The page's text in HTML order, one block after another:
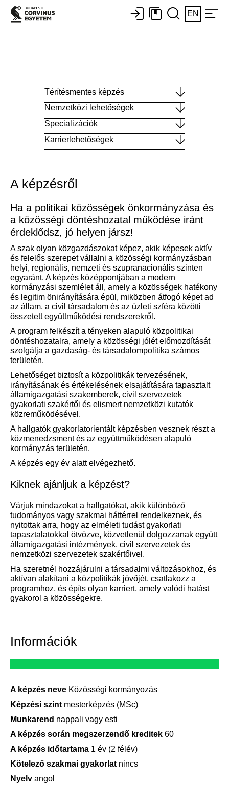
EN
Térítésmentes képzés
Nemzetközi lehetőségek
Specializációk
Karrierlehetőségek
A képzésről
Ha a politikai közösségek önkormányzása és
a közösségi döntéshozatal működése iránt
érdeklődsz, jó helyen jársz!
A szak olyan közgazdászokat képez, akik képesek aktív
és felelős szerepet vállalni a közösségi kormányzásban
helyi, regionális, nemzeti és szupranacionális szinten
egyaránt. A képzés középpontjában a modern
kormányzási szemlélet áll, amely a közösségek hatékony
és legitim önirányítására épül, miközben átfogó képet ad
az állam, a civil társadalom és az üzleti szféra közötti
összetett együttműködési rendszerekről.
A program felkészít a tényeken alapuló közpolitikai
döntéshozatalra, amely a közösségi jólét előmozdítását
szolgálja a gazdaság- és társadalompolitika számos
területén.
Lehetőséget biztosít a közpolitikák tervezésének,
irányításának és értékelésének elsajátítására tapasztalt
államigazgatási szakemberek, civil szervezetek
gyakorlati szakértői és elismert nemzetközi kutatók
közreműködésével.
A hallgatók gyakorlatorientált képzésben vesznek részt a
közmenedzsment és az együttműködésen alapuló
kormányzás területén.
A képzés egy év alatt elvégezhető.
Kiknek ajánljuk a képzést?
Várjuk mindazokat a hallgatókat, akik különböző
tudományos vagy szakmai háttérrel rendelkeznek, és
nyitottak arra, hogy az elméleti tudást gyakorlati
tapasztalatokkal ötvözve, közvetlenül dolgozzanak együtt
államigazgatási intézmények, civil szervezetek és
nemzetközi szervezetek szakértőivel.
Ha szeretnél hozzájárulni a társadalmi változásokhoz, és
aktívan alakítani a közpolitikák jövőjét, csatlakozz a
programhoz, és építs olyan karriert, amely valódi hatást
gyakorol a közösségekre.
Információk
A képzés neve Közösségi kormányozás
Képzési szint mesterképzés (MSc)
Munkarend nappali vagy esti
A képzés során megszerzendő kreditek 60
A képzés időtartama 1 év (2 félév)
Kötelező szakmai gyakorlat nincs
Nyelv angol